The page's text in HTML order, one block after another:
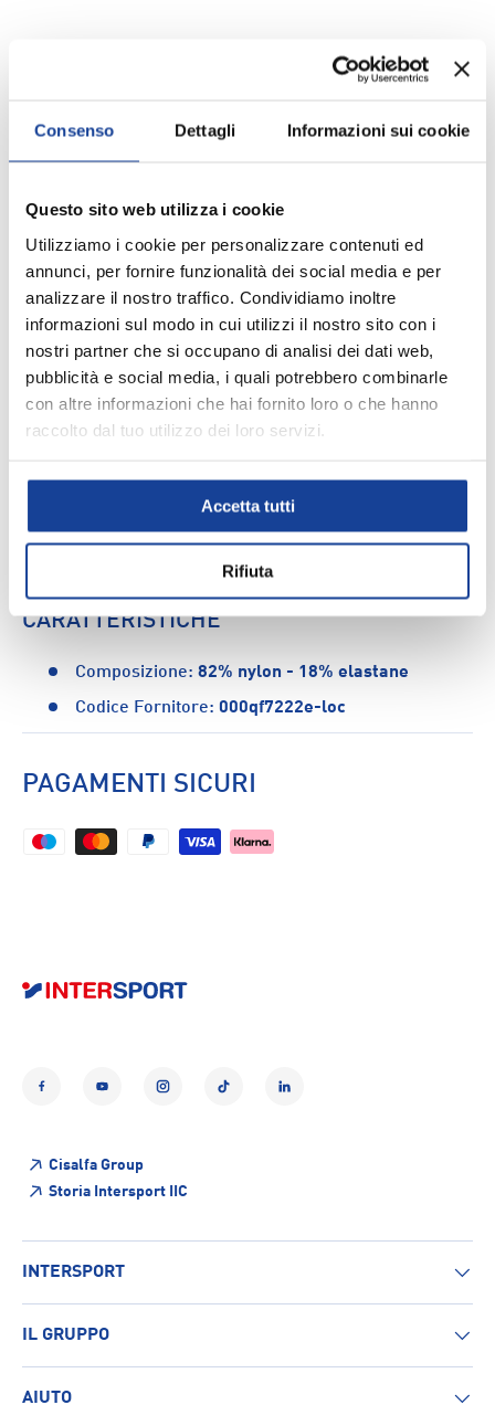
Consenso Dettagli Informazioni sui cookie
Questo sito web utilizza i cookie
Utilizziamo i cookie per personalizzare contenuti ed
annunci, per fornire funzionalità dei social media e per
analizzare il nostro traffico. Condividiamo inoltre
informazioni sul modo in cui utilizzi il nostro sito con i
nostri partner che si occupano di analisi dei dati web,
pubblicità e social media, i quali potrebbero combinarle
con altre informazioni che hai fornito loro o che hanno
raccolto dal tuo utilizzo dei loro servizi.
Accetta tutti
Rifiuta
Q.tà
-
ESAURITO
Aggiungi ai Preferiti
Spedizione e consegna
DESCRIZIONE
regolare e un comfort eccezionale. Scegli l'eleganza e
lo stile unico di Calvin Klein per essere al top in spiaggia
CARATTERISTICHE
Composizione: 82% nylon - 18% elastane
Codice Fornitore: 000qf7222e-loc
PAGAMENTI SICURI
YouTubeInstagramTikTok LinkedIn
Cisalfa Group
Storia Intersport IIC
INTERSPORT
IL GRUPPO
AIUTO